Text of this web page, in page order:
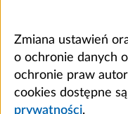
Zmiana ustawień
o ochronie danych
ochronie praw
cookies dostępne
prywatności.